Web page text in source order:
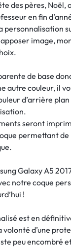
des pères, Noël,
en fin
personnalisation
image,
de base
autre couleur, il
d’arrière
seront
permettant de
Galaxy A5
notre coque
!
est en
volonté d’une
peu encombré